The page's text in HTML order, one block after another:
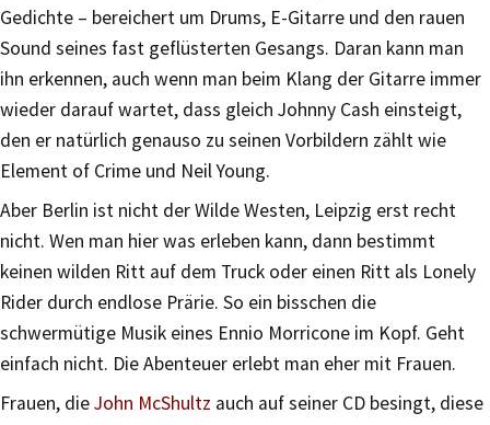
Gedichte – bereichert um Drums, E-Gitarre und den rauen
Sound seines fast geflüsterten Gesangs. Daran kann man
ihn erkennen, auch wenn man beim Klang der Gitarre immer
wieder darauf wartet, dass gleich Johnny Cash einsteigt,
den er natürlich genauso zu seinen Vorbildern zählt wie
Element of Crime und Neil Young.
Aber Berlin ist nicht der Wilde Westen, Leipzig erst recht
nicht. Wen man hier was erleben kann, dann bestimmt
keinen wilden Ritt auf dem Truck oder einen Ritt als Lonely
Rider durch endlose Prärie. So ein bisschen die
schwermütige Musik eines Ennio Morricone im Kopf. Geht
einfach nicht. Die Abenteuer erlebt man eher mit Frauen.
Frauen, dieJohn McShultz auch auf seiner CD besingt, diese